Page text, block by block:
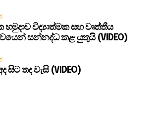
විද්‍යාත්මක සහ වෘත්තීය
සන්නද්ධ කළ යුතුයි (VIDEO)
සිට තද වැසි (VIDEO)